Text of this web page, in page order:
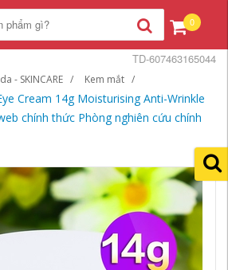
0
- SKINCARE Kem mắt
Cream 14g Moisturising Anti-Wrinkle
chính thức Phòng nghiên cứu chính
TD-607463165044